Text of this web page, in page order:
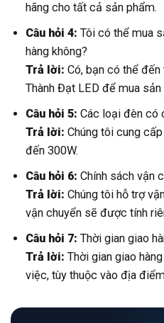
hãng cho tất cả sản phẩm.
Câu hỏi 4: Tôi có thể mua
hàng không?
Trả lời: Có, bạn có thể
Thành Đạt LED để mua sản
Câu hỏi 5: Các loại đèn có
Trả lời: Chúng tôi cung
đến 300W.
Câu hỏi 6: Chính sách vận
Trả lời: Chúng tôi hỗ trợ
vận chuyển sẽ được tính
Câu hỏi 7: Thời gian giao
Trả lời: Thời gian giao
việc, tùy thuộc vào địa